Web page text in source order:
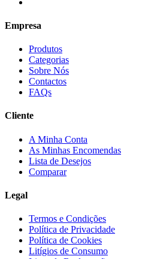
Empresa
Produtos
Categorias
Sobre Nós
Contactos
FAQs
Cliente
A Minha Conta
As Minhas Encomendas
Lista de Desejos
Comparar
Legal
Termos e Condições
Política de Privacidade
Política de Cookies
Litígios de Consumo